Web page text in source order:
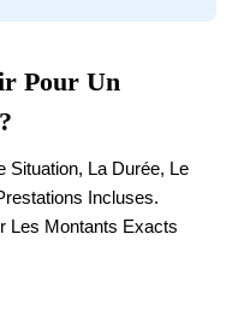
Pour Un
Situation, La Durée, Le
Incluses.
Les Montants Exacts